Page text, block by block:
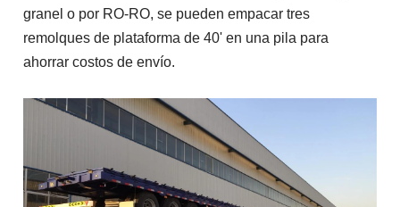
granel o por RO-RO, se pueden empacar tres
remolques de plataforma de 40' en una pila para
ahorrar costos de envío.